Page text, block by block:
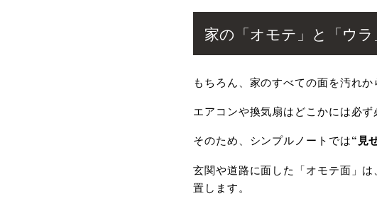
家の「オモテ」と「ウ
もちろん、家のすべての面を汚れか
エアコンや換気扇はどこかには必ず
そのため、シンプルノートでは“見
玄関や道路に面した「オモテ面」
置します。